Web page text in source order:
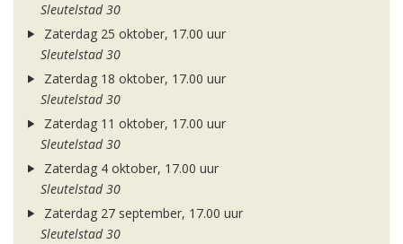
Sleutelstad 30
Zaterdag 25 oktober, 17.00 uur
Sleutelstad 30
Zaterdag 18 oktober, 17.00 uur
Sleutelstad 30
Zaterdag 11 oktober, 17.00 uur
Sleutelstad 30
Zaterdag 4 oktober, 17.00 uur
Sleutelstad 30
Zaterdag 27 september, 17.00 uur
Sleutelstad 30